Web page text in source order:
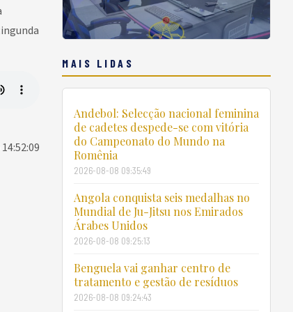
MAIS LIDAS
Andebol: Selecção nacional feminina
de cadetes despede-se com vitória
do Campeonato do Mundo na
Romênia
2026-08-08 09:35:49
Angola conquista seis medalhas no
Mundial de Ju-Jitsu nos Emirados
Árabes Unidos
2026-08-08 09:25:13
Benguela vai ganhar centro de
tratamento e gestão de resíduos
2026-08-08 09:24:43